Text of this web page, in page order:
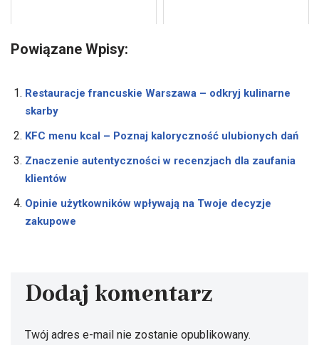
Powiązane Wpisy:
Restauracje francuskie Warszawa – odkryj kulinarne
skarby
KFC menu kcal – Poznaj kaloryczność ulubionych dań
Znaczenie autentyczności w recenzjach dla zaufania
klientów
Opinie użytkowników wpływają na Twoje decyzje
zakupowe
Dodaj komentarz
Twój adres e-mail nie zostanie opublikowany.